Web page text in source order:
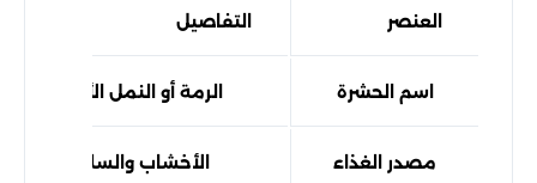
العنصر التفاصيل
اسم الحشرة الرمة أو النمل الأبيض
مصدر الغذاء الأخشاب والسليلوز